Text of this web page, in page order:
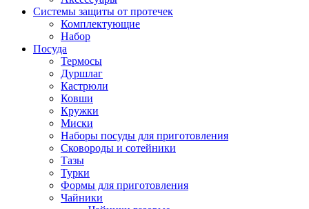
Системы защиты от протечек
Комплектующие
Набор
Посуда
Термосы
Дуршлаг
Кастрюли
Ковши
Кружки
Миски
Наборы посуды для приготовления
Сковороды и сотейники
Тазы
Турки
Формы для приготовления
Чайники